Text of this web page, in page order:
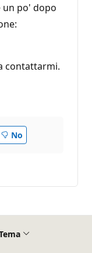
po' dopo
contattarmi.
No